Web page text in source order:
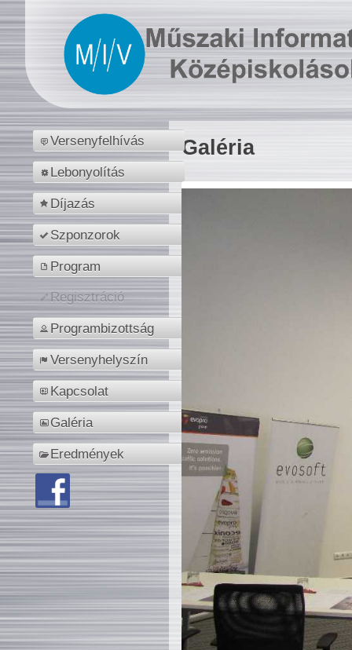
Versenyfelhívás
Lebonyolítás
Díjazás
Szponzorok
Program
Regisztráció
Programbizottság
Versenyhelyszín
Kapcsolat
Galéria
Eredmények
Galéria